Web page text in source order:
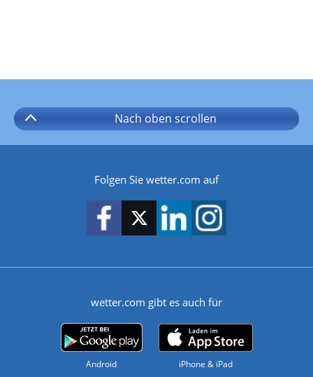
Nach oben scrollen
Folgen Sie wetter.com auf
wetter.com gibt es auch für
Android iPhone & iPad